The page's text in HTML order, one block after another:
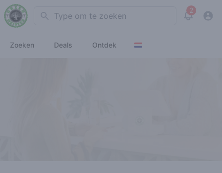
Search 2
View
Zoeken Deals Ontdek